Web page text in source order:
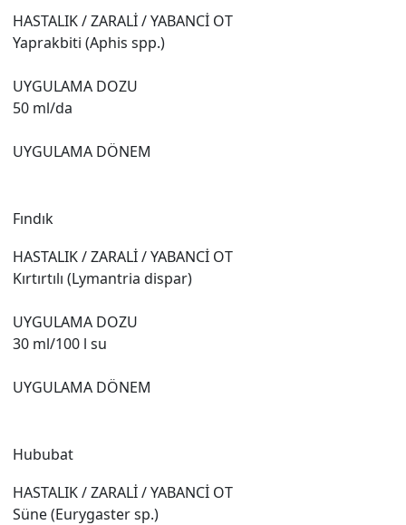
HASTALIK / ZARALİ / YABANCİ OT
Yaprakbiti (Aphis spp.)
UYGULAMA DOZU
50 ml/da
UYGULAMA DÖNEM
Fındık
HASTALIK / ZARALİ / YABANCİ OT
Kırtırtılı (Lymantria dispar)
UYGULAMA DOZU
30 ml/100 l su
UYGULAMA DÖNEM
Hububat
HASTALIK / ZARALİ / YABANCİ OT
Süne (Eurygaster sp.)